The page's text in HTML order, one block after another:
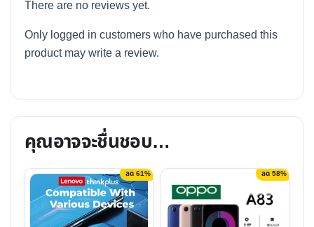
There are no reviews yet.
Only logged in customers who have purchased this
product may write a review.
คุณอาจจะชื่นชอบ…
ลด 61% ลด 58%